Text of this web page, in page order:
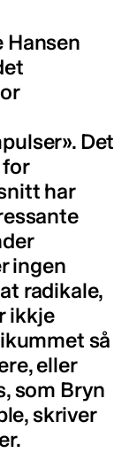
Hansen
Det
har
ingen
radikale,
ikkje
så
eller
som Bryn
skriver